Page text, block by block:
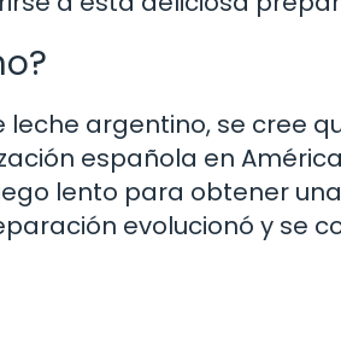
argentino, se cree
española en
lento para obtener una
evolucionó y se